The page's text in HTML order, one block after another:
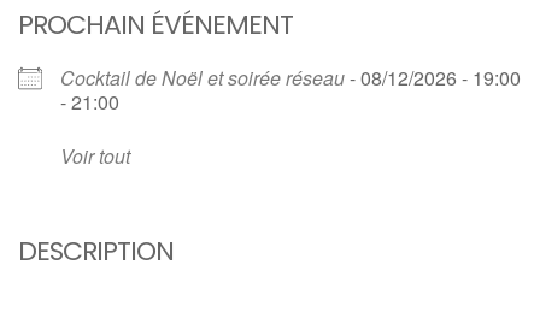
PROCHAIN ÉVÉNEMENT
Cocktail de Noël et soirée réseau- 08/12/2026 - 19:00
- 21:00
Voir tout
DESCRIPTION